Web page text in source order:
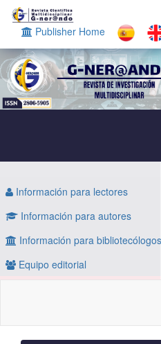
Navegación
principal
Contenido
principal
Barra
lateral
Publisher Home
Información para lectores
Información para autores
Información para bibliotecólogos
Equipo editorial